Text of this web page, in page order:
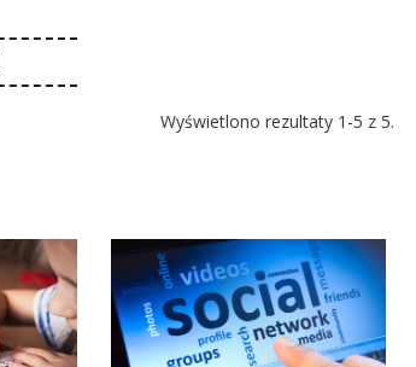
Wyświetlono rezultaty 1-5 z 5.